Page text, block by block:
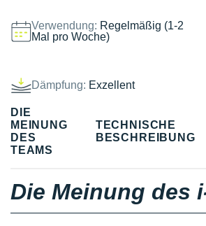
Verwendung: Regelmäßig (1-2
Mal pro Woche)
Dämpfung: Exzellent
DIE
MEINUNG
DES
TEAMS
TECHNISCHE
BESCHREIBUNG
Die Meinung des